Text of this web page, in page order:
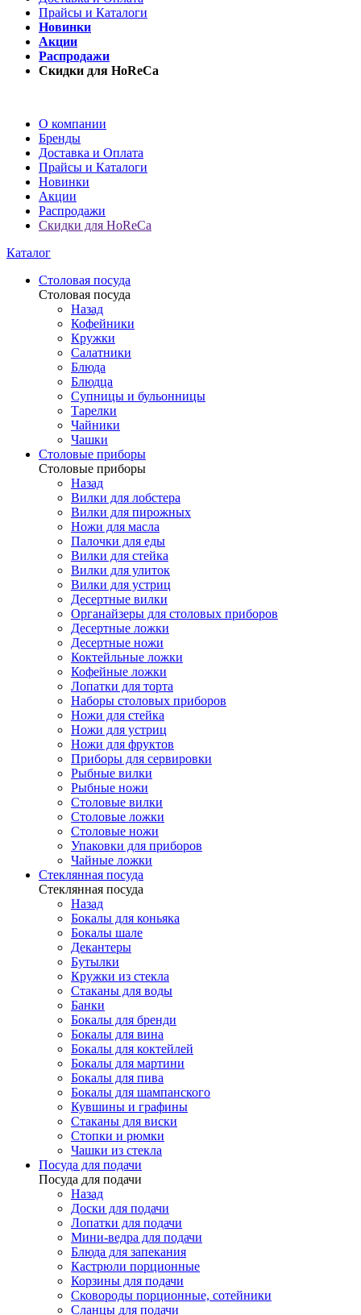
Прайсы и Каталоги
Новинки
Акции
Распродажи
Скидки для HoReCa
О компании
Бренды
Доставка и Оплата
Прайсы и Каталоги
Новинки
Акции
Распродажи
Скидки для HoReCa
Каталог
Столовая посуда
Столовая посуда
Назад
Кофейники
Кружки
Салатники
Блюда
Блюдца
Супницы и бульонницы
Тарелки
Чайники
Чашки
Cтоловые приборы
Cтоловые приборы
Назад
Вилки для лобстера
Вилки для пирожных
Ножи для масла
Палочки для еды
Вилки для стейка
Вилки для улиток
Вилки для устриц
Десертные вилки
Органайзеры для столовых приборов
Десертные ложки
Десертные ножи
Коктейльные ложки
Кофейные ложки
Лопатки для торта
Наборы столовых приборов
Ножи для стейка
Ножи для устриц
Ножи для фруктов
Приборы для сервировки
Рыбные вилки
Рыбные ножи
Столовые вилки
Столовые ложки
Столовые ножи
Упаковки для приборов
Чайные ложки
Стеклянная посуда
Стеклянная посуда
Назад
Бокалы для коньяка
Бокалы шале
Декантеры
Бутылки
Кружки из стекла
Стаканы для воды
Банки
Бокалы для бренди
Бокалы для вина
Бокалы для коктейлей
Бокалы для мартини
Бокалы для пива
Бокалы для шампанского
Кувшины и графины
Стаканы для виски
Стопки и рюмки
Чашки из стекла
Посуда для подачи
Посуда для подачи
Назад
Доски для подачи
Лопатки для подачи
Мини-ведра для подачи
Блюда для запекания
Кастрюли порционные
Корзины для подачи
Сковороды порционные, сотейники
Сланцы для подачи